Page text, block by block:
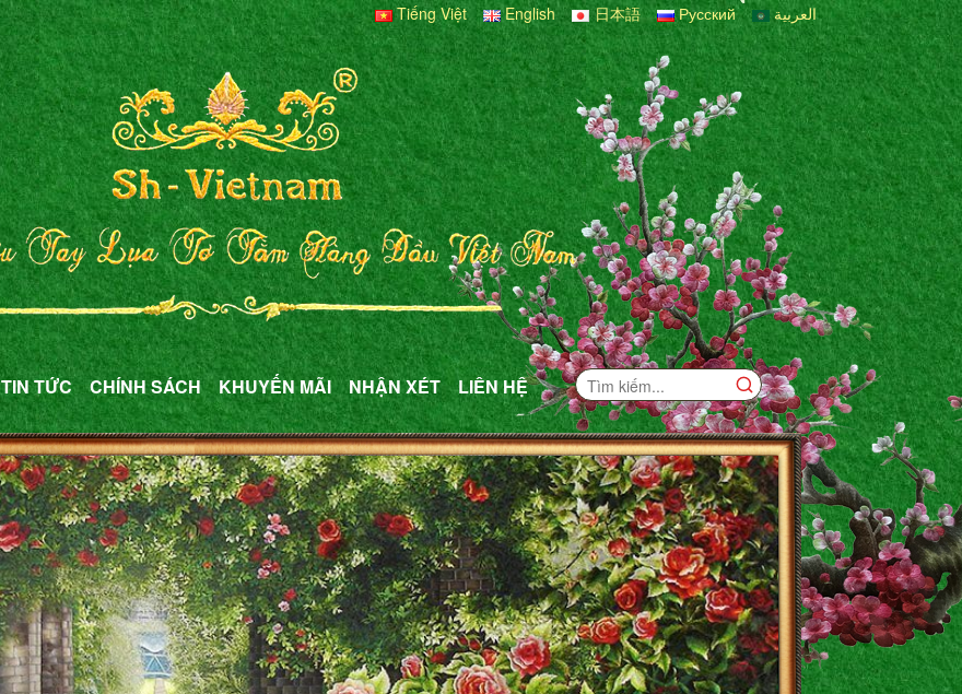
Tiếng Việt English 日本語 Русский العربية
TIN TỨC CHÍNH SÁCH KHUYẾN MÃI NHẬN XÉT LIÊN HỆ